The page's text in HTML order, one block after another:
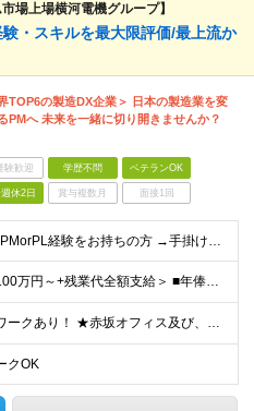
場上場横河電機グループ】
・スキルを最大限評価/最上流か
TOP6の製造DX企業＞ 日本の製造業を変
PMへ 未来を一緒に切り開きませんか？
験歓迎 学歴不問 ベテランOK
休2日 賞与複数月 面接1回
■学歴不問 ■PMorPL経験をお持ちの方 →手掛けていたシステムの内容は問いません ＜求める人物像＞ ・主体的に行動できる方 ・製造業の発展に貢献したいという意欲がある方 ・顧客と深く向き合い、本
＜月収想定100万円～+残業代全額支給＞ ■年俸制(12分割)：1200万円～2000万円 ※経験・スキルを考慮し決定します ※残業代は別途支給します ※試用期間6カ月あり（給与・待遇・雇用形態に差異
★リモートワークあり！ ★赤坂オフィス及び、各プロジェクト先にて勤務していただきます ■赤坂オフィス 東京都港区元赤坂1丁目3-13 赤坂センタービルディング15階 ※転居を伴う転勤なし 【出張
クOK